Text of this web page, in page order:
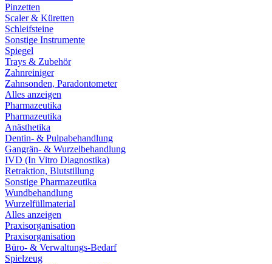
Pinzetten
Scaler & Küretten
Schleifsteine
Sonstige Instrumente
Spiegel
Trays & Zubehör
Zahnreiniger
Zahnsonden, Paradontometer
Alles anzeigen
Pharmazeutika
Pharmazeutika
Anästhetika
Dentin- & Pulpabehandlung
Gangrän- & Wurzelbehandlung
IVD (In Vitro Diagnostika)
Retraktion, Blutstillung
Sonstige Pharmazeutika
Wundbehandlung
Wurzelfüllmaterial
Alles anzeigen
Praxisorganisation
Praxisorganisation
Büro- & Verwaltungs-Bedarf
Spielzeug